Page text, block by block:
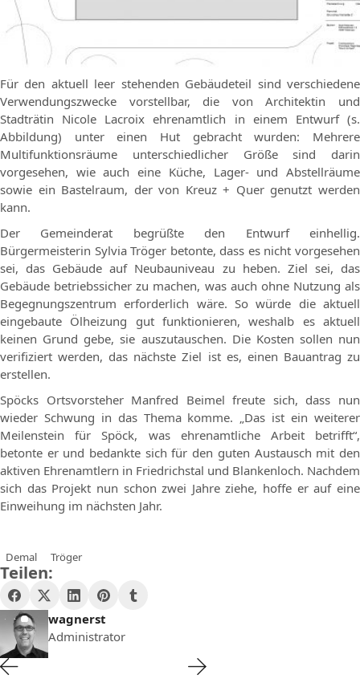
Für den aktuell leer stehenden Gebäudeteil sind verschiedene
Verwendungszwecke vorstellbar, die von Architektin und
Stadträtin Nicole Lacroix ehrenamtlich in einem Entwurf (s.
Abbildung) unter einen Hut gebracht wurden: Mehrere
Multifunktionsräume unterschiedlicher Größe sind darin
vorgesehen, wie auch eine Küche, Lager- und Abstellräume
sowie ein Bastelraum, der von Kreuz + Quer genutzt werden
kann.
Der Gemeinderat begrüßte den Entwurf einhellig.
Bürgermeisterin Sylvia Tröger betonte, dass es nicht vorgesehen
sei, das Gebäude auf Neubauniveau zu heben. Ziel sei, das
Gebäude betriebssicher zu machen, was auch ohne Nutzung als
Begegnungszentrum erforderlich wäre. So würde die aktuell
eingebaute Ölheizung gut funktionieren, weshalb es aktuell
keinen Grund gebe, sie auszutauschen. Die Kosten sollen nun
verifiziert werden, das nächste Ziel ist es, einen Bauantrag zu
erstellen.
Spöcks Ortsvorsteher Manfred Beimel freute sich, dass nun
wieder Schwung in das Thema komme. „Das ist ein weiterer
Meilenstein für Spöck, was ehrenamtliche Arbeit betrifft“,
betonte er und bedankte sich für den guten Austausch mit den
aktiven Ehrenamtlern in Friedrichstal und Blankenloch. Nachdem
sich das Projekt nun schon zwei Jahre ziehe, hoffe er auf eine
Einweihung im nächsten Jahr.
Demal Tröger
Teilen:
wagnerst
Administrator